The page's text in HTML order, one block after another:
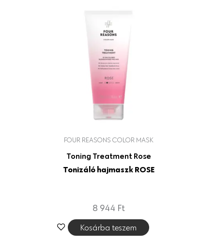
FOUR REASONS COLOR MASK
Toning Treatment Rose
Tonizáló hajmaszk ROSE
8 944 Ft
Kosárba teszem